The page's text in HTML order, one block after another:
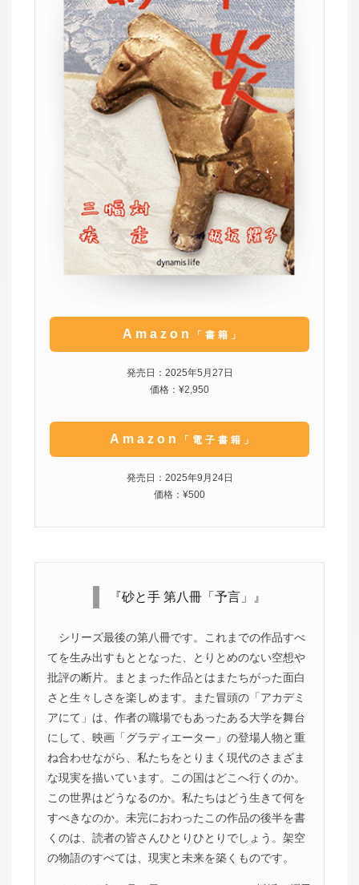
Amazon 「書籍」
発売日：2025年5月27日
価格：¥2,950
Amazon 「電子書籍」
発売日：2025年9月24日
価格：¥500
『砂と手 第八冊「予言」』
シリーズ最後の第八冊です。これまでの作品すべ
てを生み出すもととなった、とりとめのない空想や
批評の断片。まとまった作品とはまたちがった面白
さと生々しさを楽しめます。また冒頭の「アカデミ
アにて」は、作者の職場でもあったある大学を舞台
にして、映画「グラディエーター」の登場人物と重
ね合わせながら、私たちをとりまく現代のさまざま
な現実を描いています。この国はどこへ行くのか。
この世界はどうなるのか。私たちはどう生きて何を
すべきなのか。未完におわったこの作品の後半を書
くのは、読者の皆さんひとりひとりでしょう。架空
の物語のすべては、現実と未来を築くものです。